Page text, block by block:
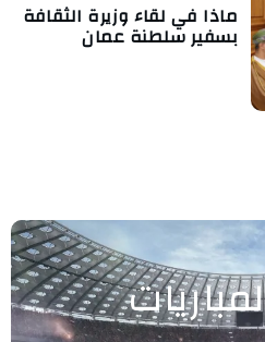
ماذا في لقاء وزيرة الثقافة
بسفير سلطنة عمان